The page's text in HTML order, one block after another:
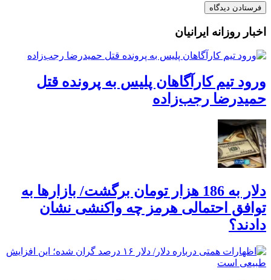
اخبار روزانه ایرانیان
ورود تیم کارآگاهان پلیس به پرونده قتل
حمیدرضا رجب‌زاده
دلار به 186 هزار تومان برگشت/ بازارها به
توافق احتمالی هرمز چه واکنشی نشان
دادند؟